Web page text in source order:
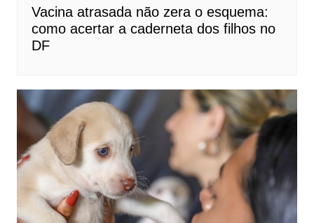
Vacina atrasada não zera o esquema:
como acertar a caderneta dos filhos no
DF